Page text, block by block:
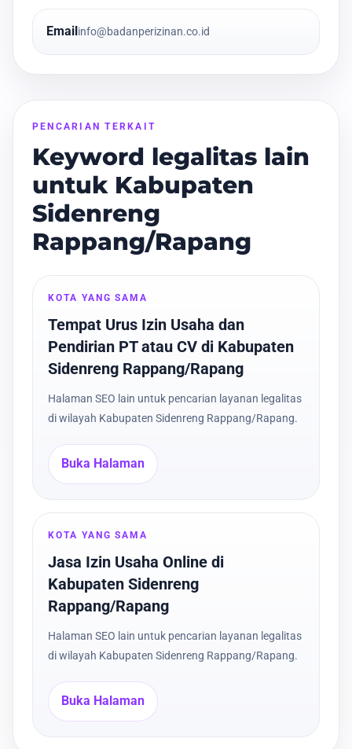
Email info@badanperizinan.co.id
PENCARIAN TERKAIT
Keyword legalitas lain
untuk Kabupaten
Sidenreng
Rappang/Rapang
KOTA YANG SAMA
Tempat Urus Izin Usaha dan
Pendirian PT atau CV di Kabupaten
Sidenreng Rappang/Rapang
Halaman SEO lain untuk pencarian layanan legalitas
di wilayah Kabupaten Sidenreng Rappang/Rapang.
Buka Halaman
KOTA YANG SAMA
Jasa Izin Usaha Online di
Kabupaten Sidenreng
Rappang/Rapang
Halaman SEO lain untuk pencarian layanan legalitas
di wilayah Kabupaten Sidenreng Rappang/Rapang.
Buka Halaman